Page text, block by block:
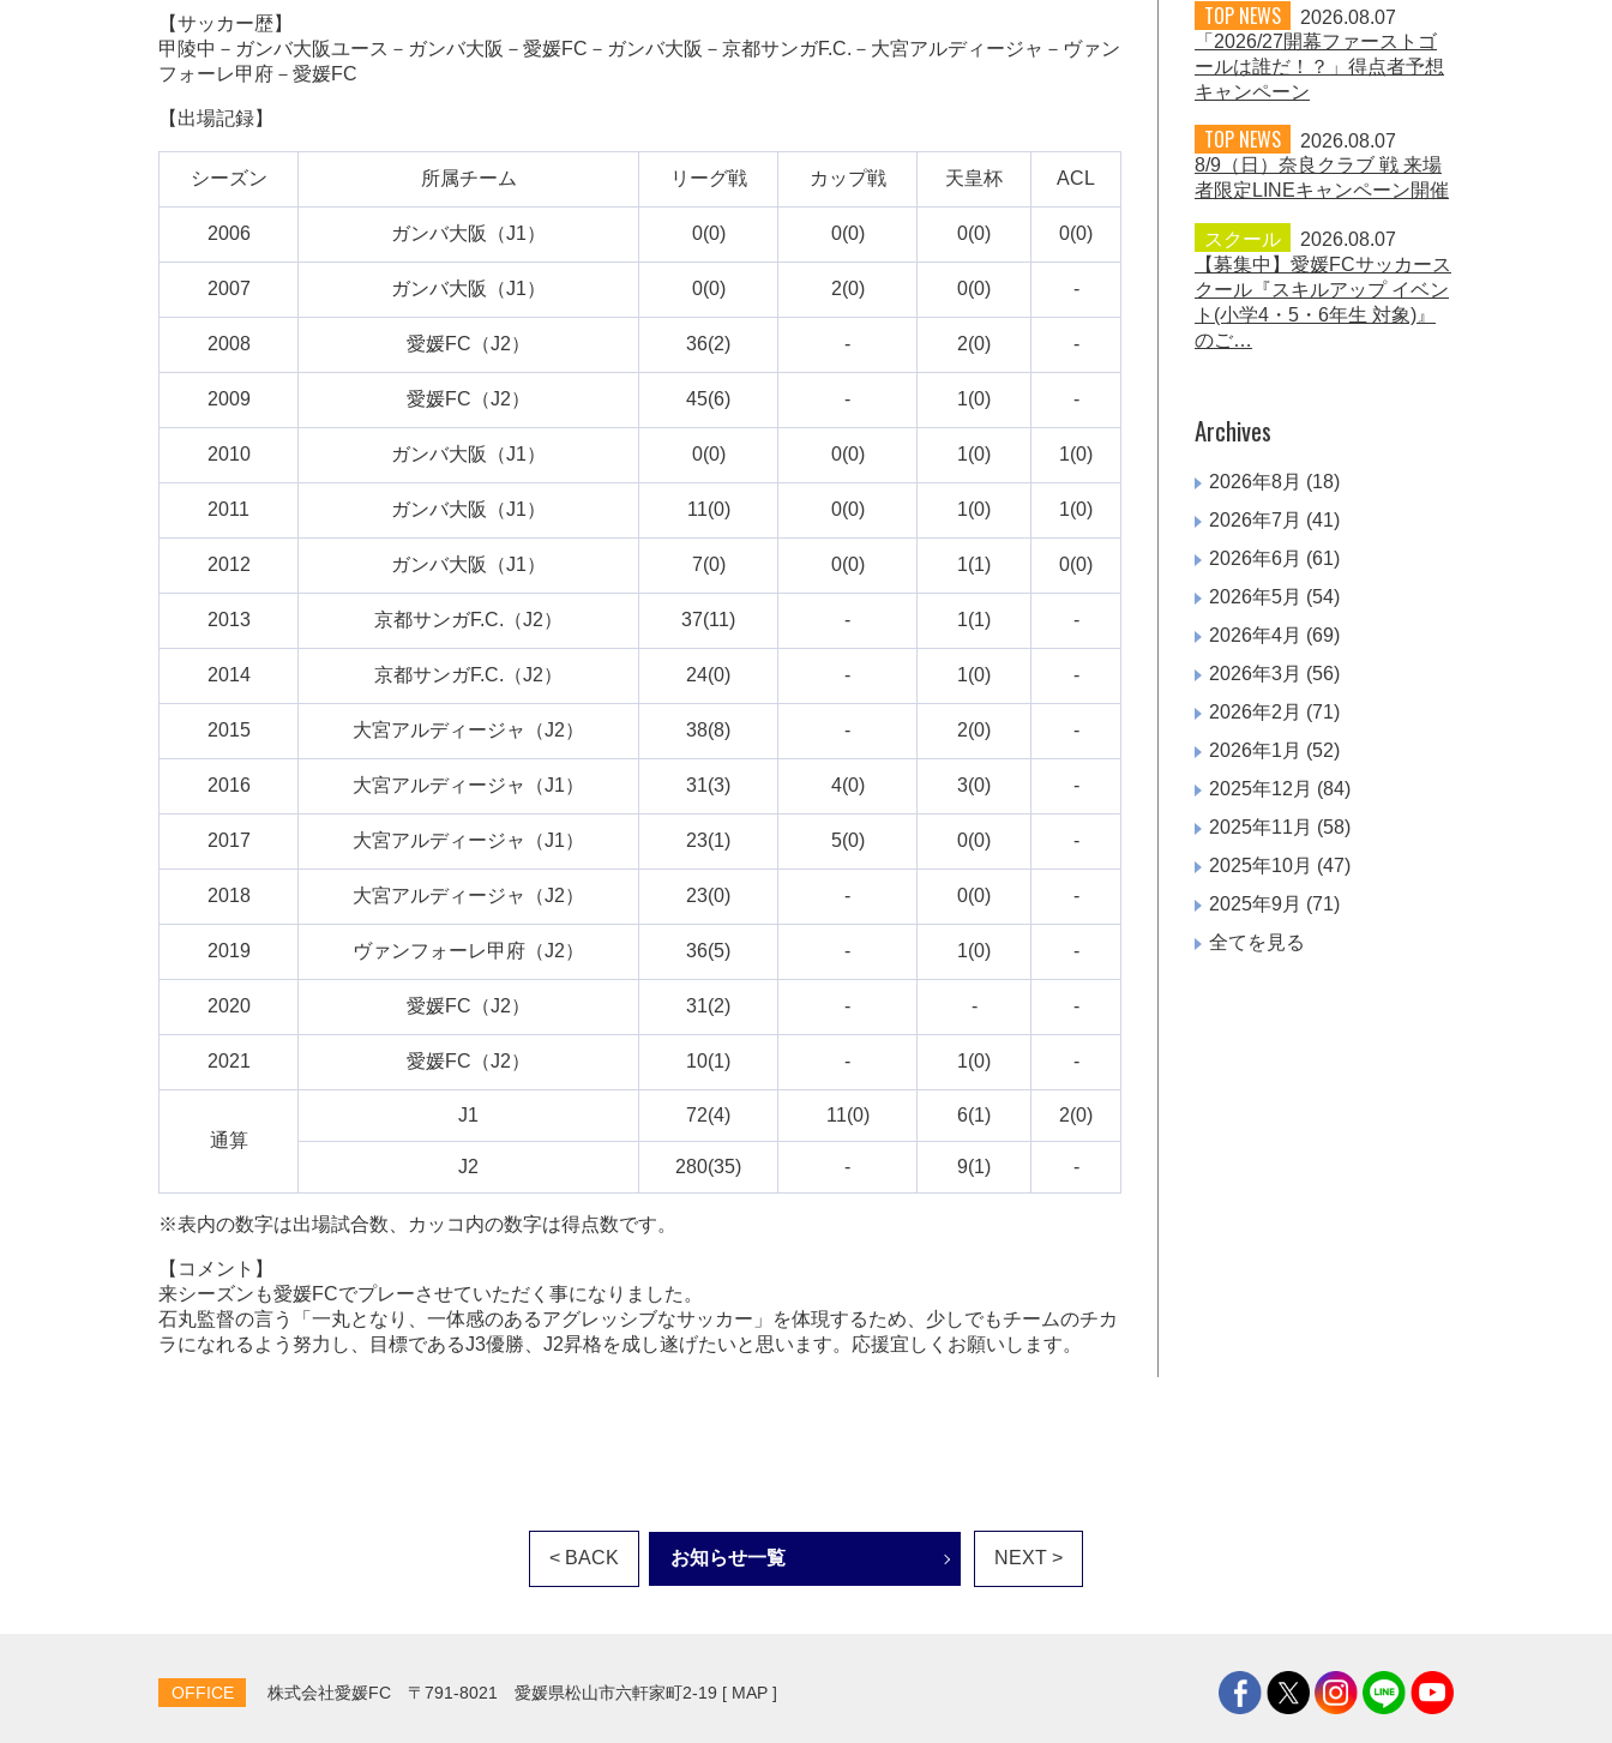
【サッカー歴】
甲陵中－ガンバ大阪ユース－ガンバ大阪－愛媛FC－ガンバ大阪－京都サンガF.C.－大宮アルディージャ－ヴァン
フォーレ甲府－愛媛FC
【出場記録】
シーズン 所属チーム リーグ戦 カップ戦 天皇杯 ACL
2006 ガンバ大阪（J1） 0(0) 0(0) 0(0) 0(0)
2007 ガンバ大阪（J1） 0(0) 2(0) 0(0) -
2008 愛媛FC（J2） 36(2) - 2(0) -
2009 愛媛FC（J2） 45(6) - 1(0) -
2010 ガンバ大阪（J1） 0(0) 0(0) 1(0) 1(0)
2011 ガンバ大阪（J1） 11(0) 0(0) 1(0) 1(0)
2012 ガンバ大阪（J1） 7(0) 0(0) 1(1) 0(0)
2013 京都サンガF.C.（J2） 37(11) - 1(1) -
2014 京都サンガF.C.（J2） 24(0) - 1(0) -
2015 大宮アルディージャ（J2） 38(8) - 2(0) -
2016 大宮アルディージャ（J1） 31(3) 4(0) 3(0) -
2017 大宮アルディージャ（J1） 23(1) 5(0) 0(0) -
2018 大宮アルディージャ（J2） 23(0) - 0(0) -
2019 ヴァンフォーレ甲府（J2） 36(5) - 1(0) -
2020 愛媛FC（J2） 31(2) - - -
2021 愛媛FC（J2） 10(1) - 1(0) -
通算
J1 72(4) 11(0) 6(1) 2(0)
J2 280(35) - 9(1) -
※表内の数字は出場試合数、カッコ内の数字は得点数です。
【コメント】
来シーズンも愛媛FCでプレーさせていただく事になりました。
石丸監督の言う「一丸となり、一体感のあるアグレッシブなサッカー」を体現するため、少しでもチームのチカ
ラになれるよう努力し、目標であるJ3優勝、J2昇格を成し遂げたいと思います。応援宜しくお願いします。
TOP NEWS
2026.08.07
「2026/27開幕ファーストゴ
ールは誰だ！？」得点者予想
キャンペーン
TOP NEWS
2026.08.07
8/9（日）奈良クラブ 戦 来場
者限定LINEキャンペーン開催
スクール
2026.08.07
【募集中】愛媛FCサッカース
クール『スキルアップ イベン
ト(小学4・5・6年生 対象)』
のご…
Archives
2026年8月 (18)
2026年7月 (41)
2026年6月 (61)
2026年5月 (54)
2026年4月 (69)
2026年3月 (56)
2026年2月 (71)
2026年1月 (52)
2025年12月 (84)
2025年11月 (58)
2025年10月 (47)
2025年9月 (71)
全てを見る
< BACK お知らせ一覧 NEXT >
OFFICE 株式会社愛媛FC 〒791-8021 愛媛県松山市六軒家町2-19 [ MAP ]